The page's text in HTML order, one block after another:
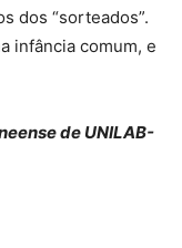
dos “sorteados”.
infância comum, e
de UNILAB-